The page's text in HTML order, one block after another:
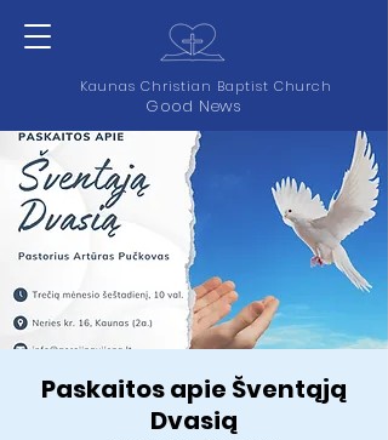
Kaunas Christian Baptist Church
Good News
Paskaitos apie Šventąją
Dvasią